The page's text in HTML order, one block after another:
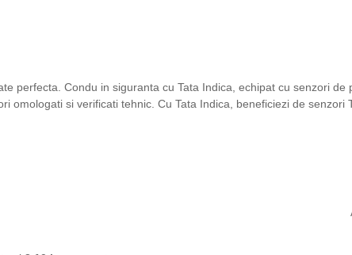
perfecta. Condu in siguranta cu Tata Indica, echipat cu senzori de
omologati si verificati tehnic. Cu Tata Indica, beneficiezi de senzori